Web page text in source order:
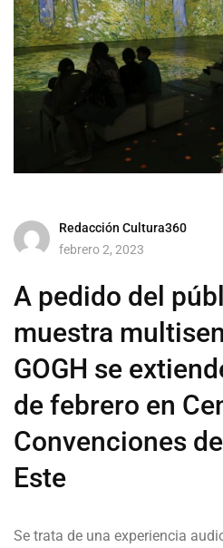
Redacción Cultura360
febrero 2, 2023
A pedido del
muestra
GOGH se
de febrero en
Convenciones
Este
Se trata de una experiencia